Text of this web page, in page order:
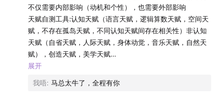
---------------------------
时间轴
06:15影响职业成功的三大要素
07:00天赋≠能力，之间还需要长期训练和外部机缘
不仅需要内部影响（动机和个性），也需要外部影响
天赋自测工具:认知天赋（语言天赋，逻辑算数天赋，空间天
赋，不存在孤岛天赋，不同认知天赋间存在相关性）非认知
天赋（自省天赋，人际天赋，身体动觉，音乐天赋，自然天
赋），创造天赋，美学天赋
天赋自测表
九种职业兴趣:商业，健康和看护，科学，IT和技术，艺术和
展开
我唔: 马总太牛了，全程有你